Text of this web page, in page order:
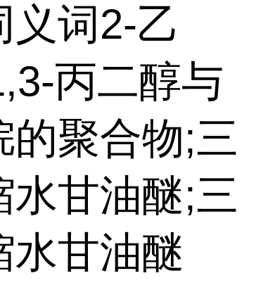
义词2-乙
丙二醇与
的聚合物;三
水甘油醚;三
水甘油醚